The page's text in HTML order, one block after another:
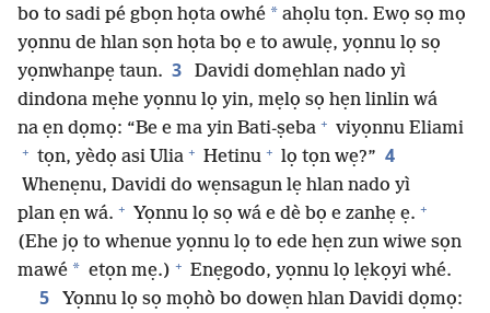
bo to sadi pé gbọn họta owhé * ahọlu tọn. Ewọ sọ mọ
yọnnu de hlan sọn họta bọ e to awulẹ, yọnnu lọ sọ
yọnwhanpẹ taun. 3
Davidi domẹhlan nado yì
dindona mẹhe yọnnu lọ yin, mẹlọ sọ hẹn linlin wá
na ẹn dọmọ: “Be e ma yin Bati-ṣeba + viyọnnu Eliami
+ tọn, yèdọ asi Ulia + Hetinu + lọ tọn wẹ?” 4
Whenẹnu, Davidi do wẹnsagun lẹ hlan nado yì
plan ẹn wá. + Yọnnu lọ sọ wá e dè bọ e zanhẹ ẹ. +
(Ehe jọ to whenue yọnnu lọ to ede hẹn zun wiwe sọn
mawé * etọn mẹ.) + Enẹgodo, yọnnu lọ lẹkọyi whé.
5
Yọnnu lọ sọ mọhò bo dowẹn hlan Davidi dọmọ: